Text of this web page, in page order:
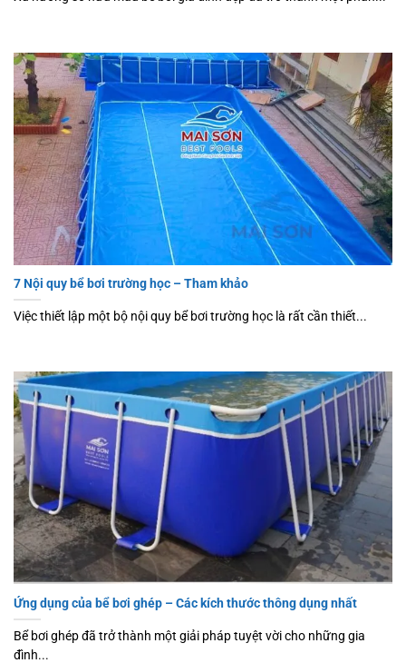
7 Nội quy bể bơi trường học – Tham khảo
Việc thiết lập một bộ nội quy bể bơi trường học là rất cần thiết...
Ứng dụng của bể bơi ghép – Các kích thước thông dụng nhất
Bể bơi ghép đã trở thành một giải pháp tuyệt vời cho những gia
đình...